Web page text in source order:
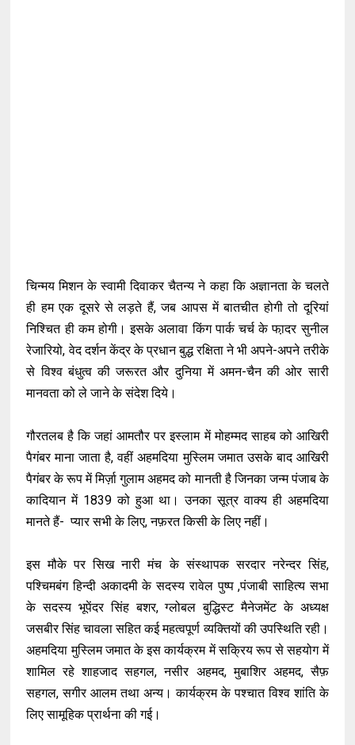
चिन्मय मिशन के स्वामी दिवाकर चैतन्य ने कहा कि अज्ञानता के चलते
ही हम एक दूसरे से लड़ते हैं, जब आपस में बातचीत होगी तो दूरियां
निश्चित ही कम होगी। इसके अलावा किंग पार्क चर्च के फा़दर सुनील
रेजारियो, वेद दर्शन केंद्र के प्रधान बुद्ध रक्षिता ने भी अपने-अपने तरीके
से विश्व बंधुत्व की जरूरत और दुनिया में अमन-चैन की ओर सारी
मानवता को ले जाने के संदेश दिये।
गौरतलब है कि जहां आमतौर पर इस्लाम में मोहम्मद साहब को आखिरी
पैगंबर माना जाता है, वहीं अहमदिया मुस्लिम जमात उसके बाद आखिरी
पैगंबर के रूप में मिर्ज़ा गुलाम अहमद को मानती है जिनका जन्म पंजाब के
कादियान में 1839 को हुआ था। उनका सूत्र वाक्य ही अहमदिया
मानते हैं- प्यार सभी के लिए, नफ़रत किसी के लिए नहीं।
इस मौके पर सिख नारी मंच के संस्थापक सरदार नरेन्दर सिंह,
पश्चिमबंग हिन्दी अकादमी के सदस्य रावेल पुष्प ,पंजाबी साहित्य सभा
के सदस्य भूपेंदर सिंह बशर, ग्लोबल बुद्धिस्ट मैनेजमेंट के अध्यक्ष
जसबीर सिंह चावला सहित कई महत्वपूर्ण व्यक्तियों की उपस्थिति रही।
अहमदिया मुस्लिम जमात के इस कार्यक्रम में सक्रिय रूप से सहयोग में
शामिल रहे शाहजाद सहगल, नसीर अहमद, मुबाशिर अहमद, सैफ़
सहगल, सगीर आलम तथा अन्य। कार्यक्रम के पश्चात विश्व शांति के
लिए सामूहिक प्रार्थना की गई।